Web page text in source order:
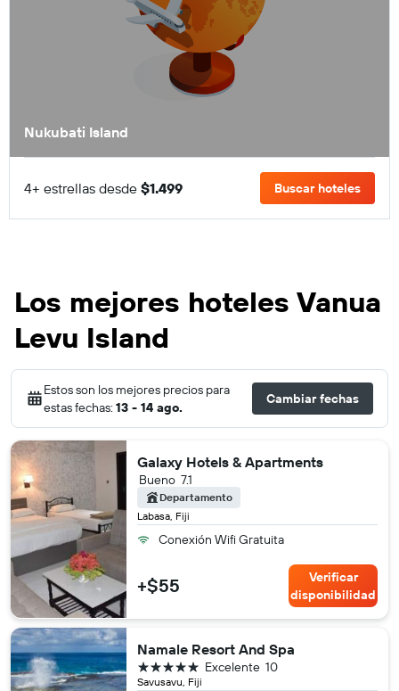
Nukubati Island
4+ estrellas desde $1.499 Buscar hoteles
Los mejores hoteles Vanua
Levu Island
Estos son los mejores precios para
estas fechas: 13 - 14 ago.
Cambiar fechas
Galaxy Hotels & Apartments
Labasa, Fiji
7.1
Bueno
Departamento
Conexión Wifi Gratuita
+$55
Verificar
disponibilidad
Namale Resort And Spa
Savusavu, Fiji
10
Excelente
5 estrellas